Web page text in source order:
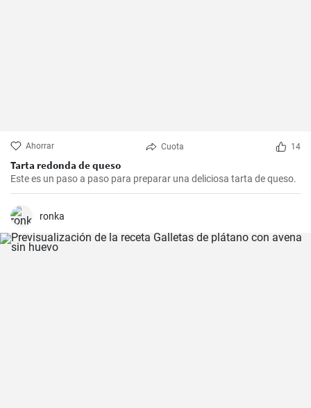
Ahorrar Cuota 14
Tarta redonda de queso
Este es un paso a paso para preparar una deliciosa tarta de queso.
ronka